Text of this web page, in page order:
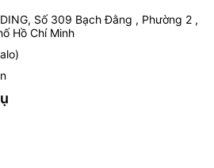
Số 309 Bạch Đằng , Phường 2 ,
Hồ Chí Minh